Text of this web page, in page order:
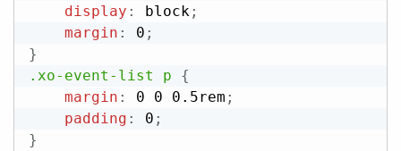
display : block;
margin : 0 ;
}
.xo-event-list p
{
margin : 0 0 0.5rem ;
padding : 0 ;
}